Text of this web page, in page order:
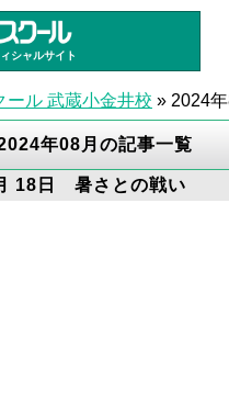
シャルサイト
ール 武蔵小金井校 » 2024年
年08月の記事一覧
18日 暑さとの戦い